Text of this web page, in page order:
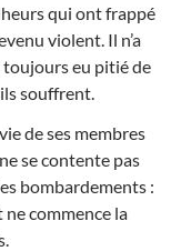
qui ont frappé
violent. Il n’a
toujours eu pitié de
souffrent.
de ses membres
se contente pas
bombardements :
ne commence la